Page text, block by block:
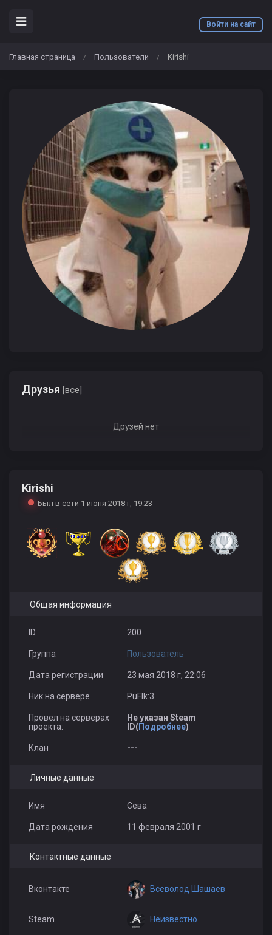
Войти на сайт
Главная страница / Пользователи / Kirishi
Друзья [все]
Друзей нет
Kirishi
Был в сети 1 июня 2018 г, 19:23
Общая информация
ID 200
Группа Пользователь
Дата регистрации 23 мая 2018 г, 22:06
Ник на сервере PuFIk:3
Провёл на серверах
проекта:
Не указан Steam
ID(Подробнее)
Клан ---
Личные данные
Имя Сева
Дата рождения 11 февраля 2001 г
Контактные данные
Вконтакте Всеволод Шашаев
Steam Неизвестно